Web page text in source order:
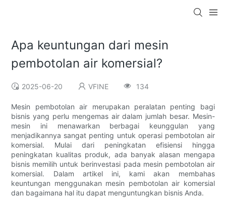
Apa keuntungan dari mesin
pembotolan air komersial?
2025-06-20 VFINE 134
Mesin pembotolan air merupakan peralatan penting bagi
bisnis yang perlu mengemas air dalam jumlah besar. Mesin-
mesin ini menawarkan berbagai keunggulan yang
menjadikannya sangat penting untuk operasi pembotolan air
komersial. Mulai dari peningkatan efisiensi hingga
peningkatan kualitas produk, ada banyak alasan mengapa
bisnis memilih untuk berinvestasi pada mesin pembotolan air
komersial. Dalam artikel ini, kami akan membahas
keuntungan menggunakan mesin pembotolan air komersial
dan bagaimana hal itu dapat menguntungkan bisnis Anda.